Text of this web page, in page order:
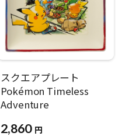
スクエアプレート
Pokémon Timeless
Adventure
2,860 円